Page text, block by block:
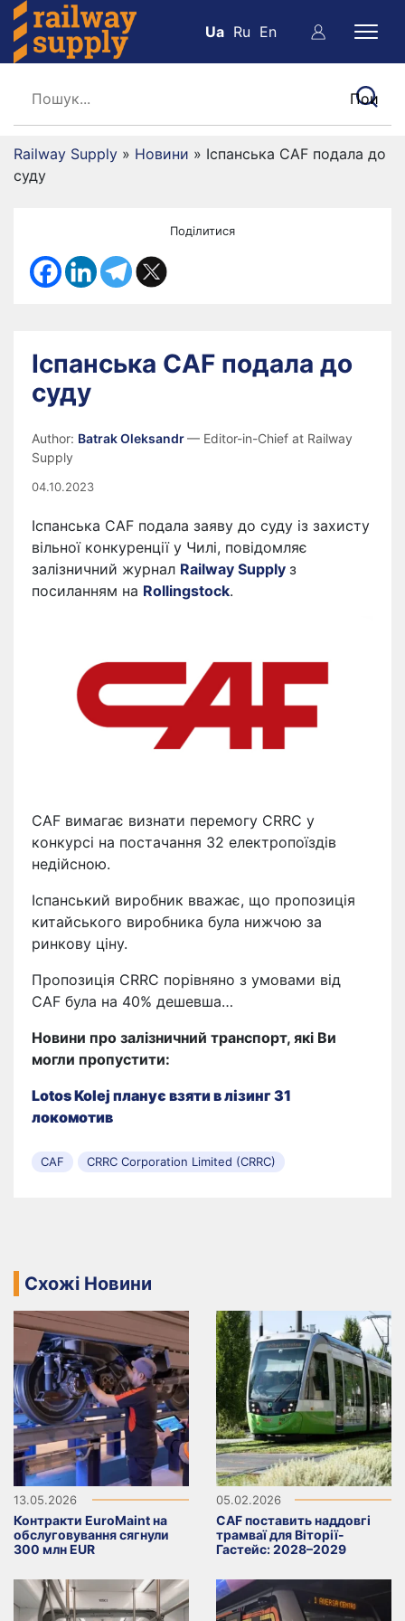
Ua Ru En
Railway Supply » Новини » Іспанська CAF подала до
суду
Поділитися
Іспанська CAF подала до
суду
Author: Batrak Oleksandr— Editor-in-Chief at Railway
Supply
04.10.2023
Іспанська CAF подала заяву до суду із захисту
вільної конкуренції у Чилі, повідомляє
залізничний журнал Railway Supply з
посиланням на Rollingstock.
CAF вимагає визнати перемогу CRRC у
конкурсі на постачання 32 електропоїздів
недійсною.
Іспанський виробник вважає, що пропозиція
китайського виробника була нижчою за
ринкову ціну.
Пропозиція CRRC порівняно з умовами від
CAF була на 40% дешевша…
Новини про залізничний транспорт, які Ви
могли пропустити:
Lotos Kolej планує взяти в лізинг 31
локомотив
CAF CRRC Corporation Limited (CRRC)
Схожі Новини
13.05.2026
Контракти EuroMaint на
обслуговування сягнули
300 млн EUR
05.02.2026
CAF поставить наддовгі
трамваї для Віторії-
Гастейс: 2028–2029